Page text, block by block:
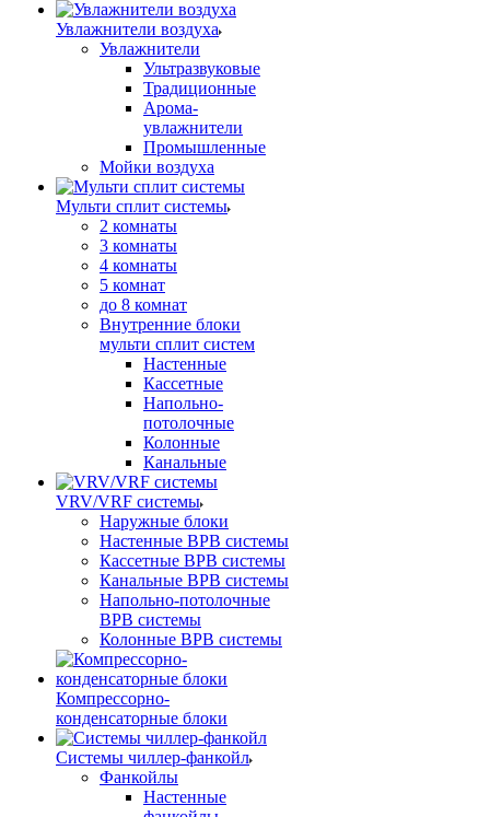
Увлажнители воздуха
Увлажнители
Ультразвуковые
Традиционные
Арома-
увлажнители
Промышленные
Мойки воздуха
Мульти сплит системы
2 комнаты
3 комнаты
4 комнаты
5 комнат
до 8 комнат
Внутренние блоки
мульти сплит систем
Настенные
Кассетные
Напольно-
потолочные
Колонные
Канальные
VRV/VRF системы
Наружные блоки
Настенные ВРВ системы
Кассетные ВРВ системы
Канальные ВРВ системы
Напольно-потолочные
ВРВ системы
Колонные ВРВ системы
Компрессорно-
конденсаторные блоки
Системы чиллер-фанкойл
Фанкойлы
Настенные